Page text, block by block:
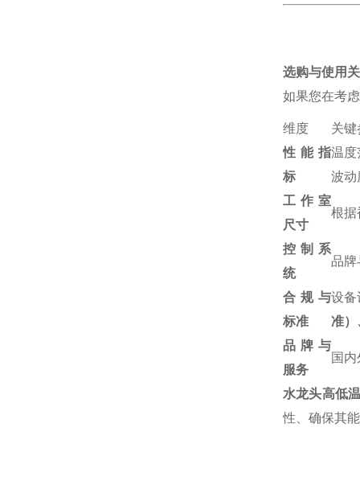
选购与使用
如果您在考
维度
关键
性能指
标
温度
波动
工作室
尺寸
根据
控制系
统
品牌
合规与
标准
设备
准）
品牌与
服务
国
水龙头高低
性、确保其